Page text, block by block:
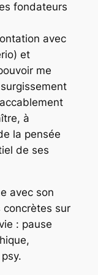
fondateurs
avec
) et
me
à
la pensée
de ses
avec son
sur
: pause